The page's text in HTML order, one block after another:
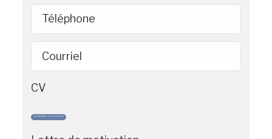
Téléphone
Courriel
CV
JOINDRE UN FICHIER